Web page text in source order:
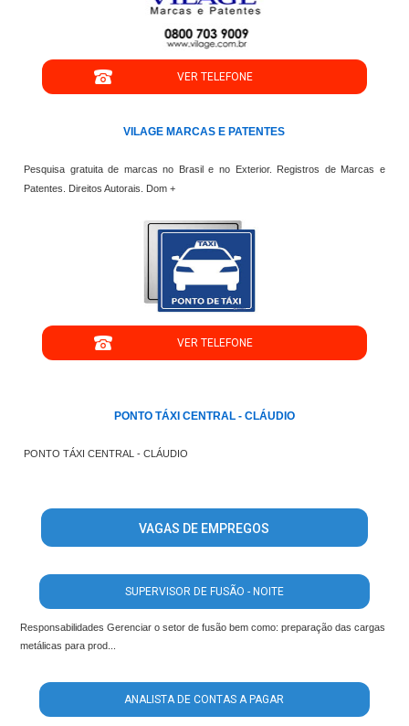
VER TELEFONE
VILAGE MARCAS E PATENTES
Pesquisa gratuita de marcas no Brasil e no Exterior. Registros de Marcas e
Patentes. Direitos Autorais. Dom +
VER TELEFONE
PONTO TÁXI CENTRAL - CLÁUDIO
PONTO TÁXI CENTRAL - CLÁUDIO
VAGAS DE EMPREGOS
SUPERVISOR DE FUSÃO - NOITE
Responsabilidades Gerenciar o setor de fusão bem como: preparação das cargas
metálicas para prod...
ANALISTA DE CONTAS A PAGAR